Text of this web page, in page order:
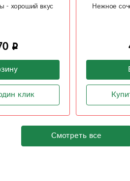
цветов в одном
клик
Красивый
Смотреть все